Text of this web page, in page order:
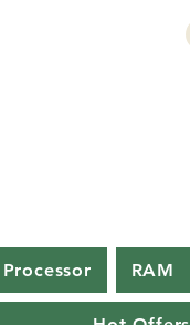
Processor RAM